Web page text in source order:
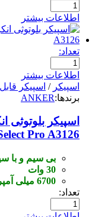
اطلاعات بیشتر
تعداد:
اطلاعات بیشتر
اسپیکر / اسپیکر
برندها:ANKER
Pro A3126
بی سیم و با
30 وات
6700 میلی آمپر ساعت
تعداد: